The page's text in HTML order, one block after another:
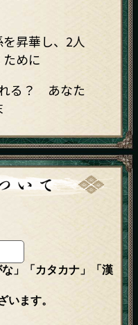
昇華し、2人
めに
る？ あなた
」「カタカナ」「漢
います。